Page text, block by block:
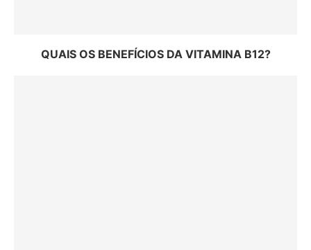
QUAIS OS BENEFÍCIOS DA VITAMINA B12?